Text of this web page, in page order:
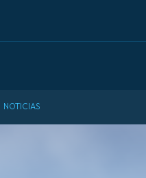
NOTICIAS